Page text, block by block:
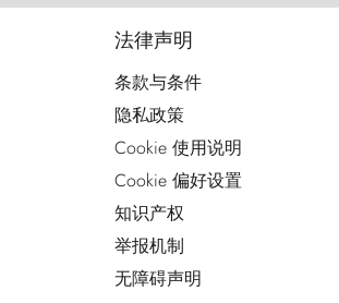
法律声明
条款与条件
隐私政策
Cookie 使用说明
Cookie 偏好设置
知识产权
举报机制
无障碍声明